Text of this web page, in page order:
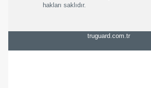
hakları saklıdır.
truguard.com.tr